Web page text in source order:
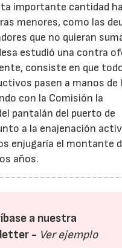
importante cantidad
menores, como las
que no quieran
estudió una contra
consiste en que
pasen a manos de
con la Comisión la
pantalán del puerto de
a la enajenación
enjugaría el montante
años.
a nuestra
- Ver ejemplo